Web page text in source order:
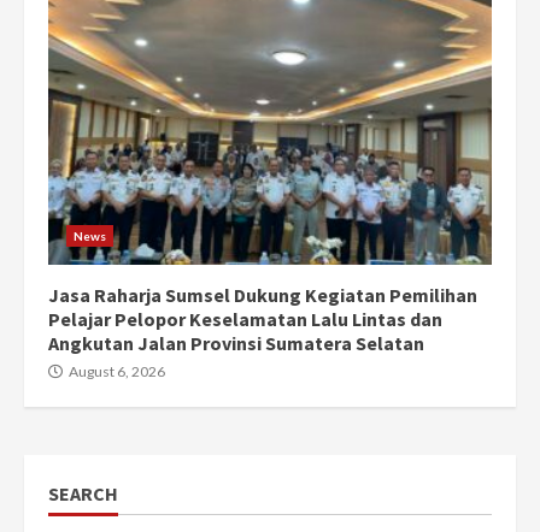
News
Jasa Raharja Sumsel Dukung Kegiatan Pemilihan
Pelajar Pelopor Keselamatan Lalu Lintas dan
Angkutan Jalan Provinsi Sumatera Selatan
August 6, 2026
SEARCH